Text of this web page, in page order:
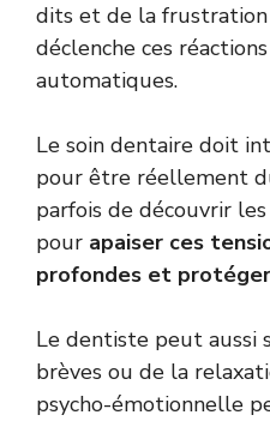
dits et de la frustration
déclenche ces
automatiques.
Le soin dentaire doit
pour être réellement
parfois de découvrir les
pour apaiser ces
profondes et protéger
Le dentiste peut aussi
brèves ou de la
psycho-émotionnelle